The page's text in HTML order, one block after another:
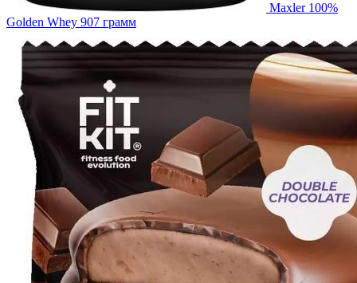
Maxler 100%
Golden Whey 907 грамм